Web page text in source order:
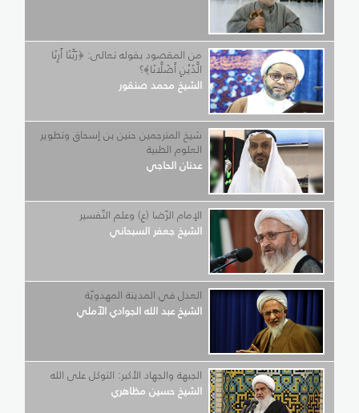
من المقصود بقوله تعالى: ﴿رَبَّنَا أَرِنَا
الَّذَيْنِ أَضَلَّانَا﴾؟
الشيخ محمد صنقور
شيخ المترجمين حنين بن إسحاق وتطوير
العلوم الطبية
عدنان الحاجي
الإمام الرّضا (ع) وعلم التّفسير
الشيخ جعفر السبحاني
العدل في المدينة المهدويّة
الشيخ عبد الله الجوادي الآملي
الجبهة والجهاد الأكبر: التوكل على الله
الشيخ حسين مظاهري